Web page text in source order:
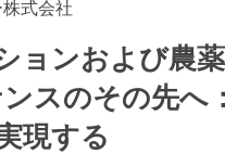
式会社
ョンおよび農
のその先へ
現する